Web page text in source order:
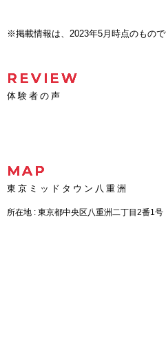
※掲載情報は、2023年5月時点のもので
REVIEW
体験者の声
MAP
東京ミッドタウン八重洲
所在地 : 東京都中央区八重洲二丁目2番1号